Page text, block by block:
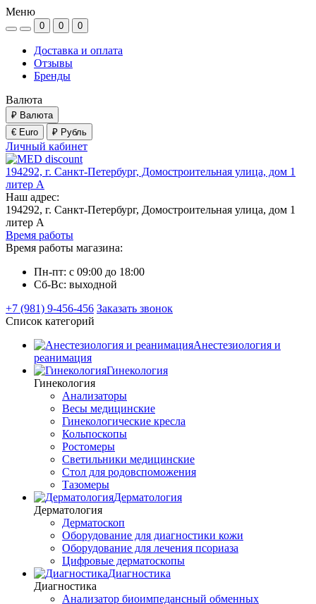
Меню
0 0 0
Доставка и оплата
Отзывы
Бренды
Валюта
₽ Валюта
€ Euro
₽ Рубль
Личный кабинет
194292, г. Санкт-Петербург, Домостроительная улица, дом 1
литер А
Наш адрес:
194292, г. Санкт-Петербург, Домостроительная улица, дом 1
литер А
Время работы
Время работы магазина:
Пн-пт: с 09:00 до 18:00
Сб-Вс: выходной
+7 (981) 9-456-456 Заказать звонок
Список категорий
Анестезиология и
реанимация
Гинекология
Гинекология
Анализаторы
Весы медицинские
Гинекологические кресла
Кольпоскопы
Ростомеры
Светильники медицинские
Стол для родовспоможения
Тазомеры
Дерматология
Дерматология
Дерматоскоп
Оборудование для диагностики кожи
Оборудование для лечения псориаза
Цифровые дерматоскопы
Диагностика
Диагностика
Анализатор биоимпедансный обменных